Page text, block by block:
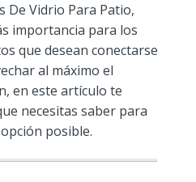
De Vidrio Para Patio,
importancia para los
que desean conectarse
al máximo el
en este artículo te
necesitas saber para
posible.